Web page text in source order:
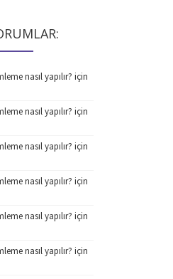
nasıl yapılır? için
nasıl yapılır? için
nasıl yapılır? için
nasıl yapılır? için
nasıl yapılır? için
nasıl yapılır? için